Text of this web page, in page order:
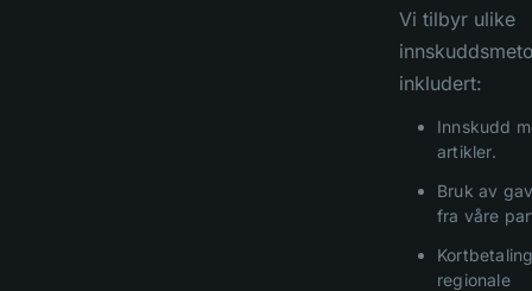
Vi tilbyr ulike
inkludert:
Innskudd
artikler.
Bruk av
fra våre
regionale